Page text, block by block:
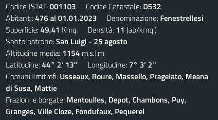
Codice ISTAT:001103 Codice Catastale: D532
Abitanti:476 al 01.01.2023 Denominazione: Fenestrellesi
Superficie:49,41 Kmq. Densità: 11 (ab/kmq.)
Santo patrono:San Luigi - 25 agosto
Altitudine media: 1154 m.s.l.m.
Latitudine:44° 2' 13'' Longitudine: 7° 3' 2''
Comuni limitrofi: Usseaux, Roure, Massello, Pragelato, Meana
di Susa, Mattie
Frazioni e borgate: Mentoulles, Depot, Chambons, Puy,
Granges, Ville Cloze, Fondufaux, Pequerel